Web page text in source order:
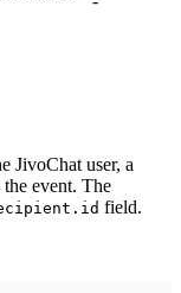
JivoChat user, a
event. The
field.